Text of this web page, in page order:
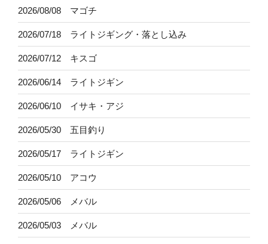
2026/08/08 マゴチ
2026/07/18 ライトジギング・落とし込み
2026/07/12 キスゴ
2026/06/14 ライトジギン
2026/06/10 イサキ・アジ
2026/05/30 五目釣り
2026/05/17 ライトジギン
2026/05/10 アコウ
2026/05/06 メバル
2026/05/03 メバル